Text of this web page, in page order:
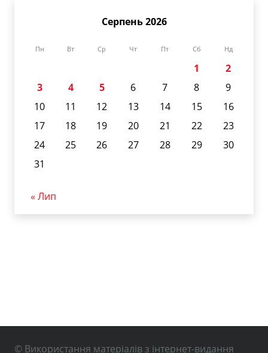
Серпень 2026
Пн Вт Ср Чт Пт Сб Нд
1
2
3
4 5 6 7 8
9
10
11 12 13 14 15
16
17
18 19 20 21 22
23
24
25 26 27 28 29
30
31
« Лип
© Використання матеріалів з інтернет-видання